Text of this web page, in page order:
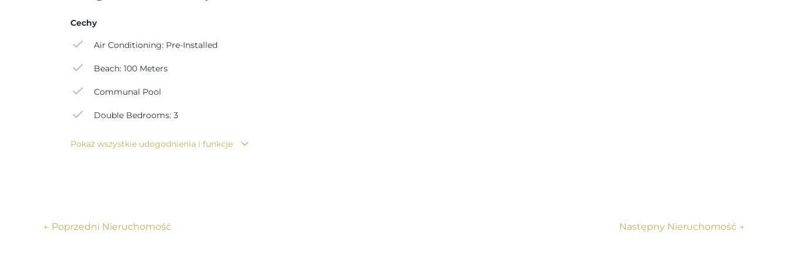
Cechy
Air Conditioning: Pre-Installed
Beach: 100 Meters
Communal Pool
Double Bedrooms: 3
Pokaż wszystkie udogodnienia i funkcje
← Poprzedni Nieruchomość Następny Nieruchomość →